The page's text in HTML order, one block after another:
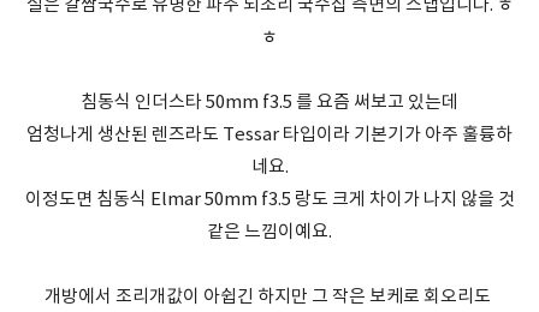
실은 갈쌈국수로 유명한 파주 뇌조리 국수집 측면의 스냅입니다. ㅎ
ㅎ
침동식 인더스타 50mm f3.5 를 요즘 써보고 있는데
엄청나게 생산된 렌즈라도 Tessar 타입이라 기본기가 아주 훌륭하
네요.
이정도면 침동식 Elmar 50mm f3.5 랑도 크게 차이가 나지 않을 것
같은 느낌이예요.
개방에서 조리개값이 아쉽긴 하지만 그 작은 보케로 회오리도